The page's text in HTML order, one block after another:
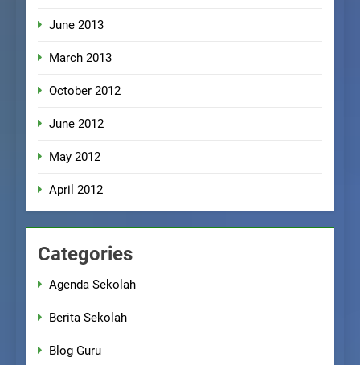
June 2013
March 2013
October 2012
June 2012
May 2012
April 2012
Categories
Agenda Sekolah
Berita Sekolah
Blog Guru